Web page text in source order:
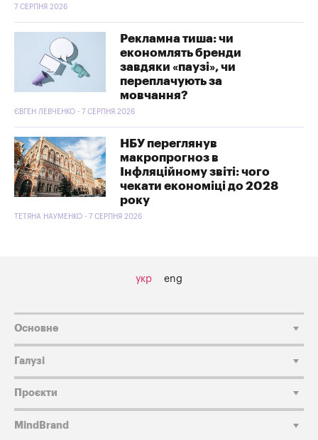
7 СЕРПНЯ 2026
Рекламна тиша: чи
економлять бренди
завдяки «паузі», чи
переплачують за
мовчання?
ЄВГЕН ЛЕВЧЕНКО - 7 СЕРПНЯ 2026
НБУ переглянув
макропрогноз в
Інфляційному звіті: чого
чекати економіці до 2028
року
ТЕТЯНА НАУМЕНКО - 7 СЕРПНЯ 2026
укр eng
Основне
Галузі
Проєкти
MindBrand